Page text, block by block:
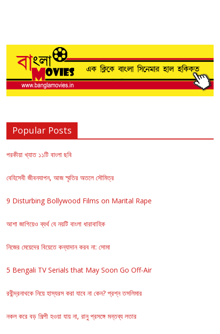
Popular Posts
পরকীয়া খ্যাত ১১টি বাংলা ছবি
বেহিসেবী জীবনযাপন, আজ স্মৃতির অতলে সৌমিত্র
9 Disturbing Bollywood Films on Marital Rape
আশা জাগিয়েও ব্যর্থ যে নয়টি বাংলা ধারাবাহিক
নিজের মেয়েদের বিয়েতে কন্যাদান করব না: সোমা
5 Bengali TV Serials that May Soon Go Off-Air
রবীন্দ্রনাথকে নিয়ে হাস্যরস করা যাবে না কেন? প্রশ্ন তসলিমার
নকল করে বড় শিল্পী হওয়া যায় না, রানু প্রসঙ্গে মন্তব্য লতার